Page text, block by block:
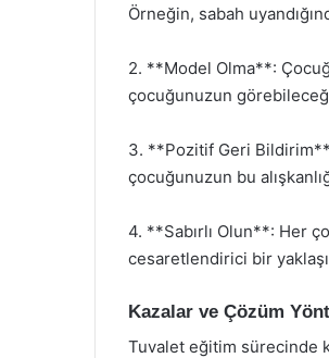
Örneğin, sabah
2. **Model Olma**:
çocuğunuzun
3. **Pozitif Geri
çocuğunuzun bu
4. **Sabırlı Olun**: Her
cesaretlendirici bir
Kazalar ve Çözüm
Tuvalet eğitim sürecinde